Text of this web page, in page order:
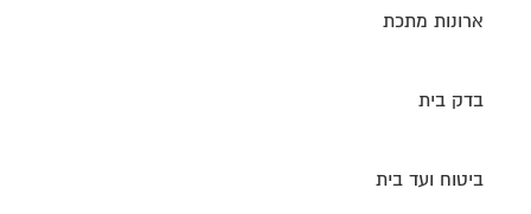
ארונות מתכת
בדק בית
ביטוח ועד בית